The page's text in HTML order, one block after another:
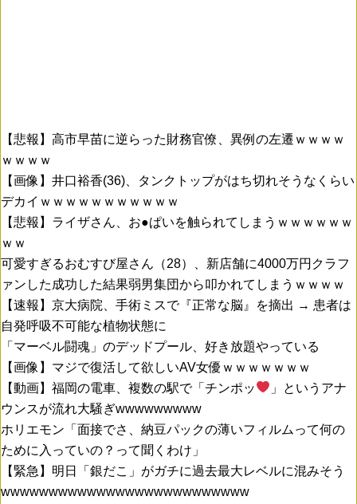
【悲報】高市早苗に逆らった財務官僚、異例の左遷ｗｗｗｗ
ｗｗｗｗ
【画像】井口裕香(36)、タンクトップがはち切れそうなくらい
デカイｗｗｗｗｗｗｗｗｗｗｗ
【悲報】ライザさん、お●ぱいを触られてしまうｗｗｗｗｗｗ
ｗｗ
可愛すぎるおむすび屋さん（28）、新店舗に4000万円クラフ
ァンした成功した結果弱男集団から叩かれてしまうｗｗｗｗ
【速報】京大病院、手術ミスで『正常な脳』を摘出 → 患者は
自発呼吸不可能な植物状態に
「マーベル闘魂」のデッドプール、好き放題やっている
【画像】マジで復活して欲しいAV女優ｗｗｗｗｗｗｗ
【動画】福岡の電車、複数の駅で「チンポッ
」というアナ
ウンスが流れ大騒ぎwwwwwwwww
ホリエモン「面接でさ、納豆パックの薄いフィルムって何の
ために入っていの？って聞くわけ」
【緊急】明日「銀だこ」がガチに過去最大レベルに混みそう
wwwwwwwwwwwwwwwwwwwwwwwwww